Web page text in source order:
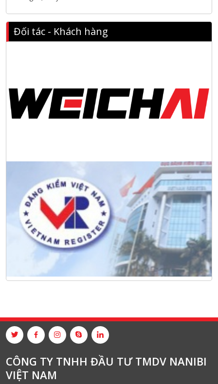
Hội nghị tổng kết công tác năm 2025 và triển khai nhiệm vụ
năm 2026 do chi hội tàu du lịch Hạ Long
NANIBI khai trương văn phòng Ninh Bình & kỷ niệm 15 năm
Đối tác - Khách hàng
CÔNG TY TNHH ĐẦU TƯ TMDV NANIBI
VIỆT NAM